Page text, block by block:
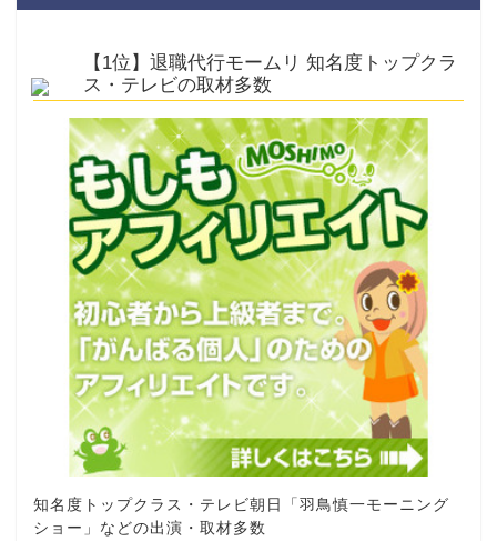
【1位】退職代行モームリ 知名度トップクラ
ス・テレビの取材多数
知名度トップクラス・テレビ朝日「羽鳥慎一モーニング
ショー」などの出演・取材多数